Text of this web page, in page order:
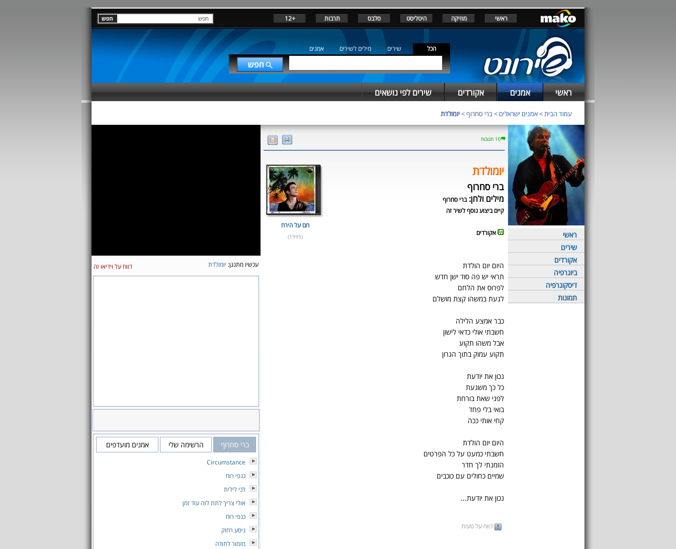
ראשי מוזיקה היטליסט סלבס תרבות +12
הכל שירים מילים לשירים אמנים
ראשי אמנים אקורדים שירים לפי נושאים
עמוד הבית>אמנים ישראלים >ברי סחרוף>יומולדת
ראשי
שירים
אקורדים
ביוגרפיה
דיסקוגרפיה
תמונות
10 תגובות
יומולדת
ברי סחרוף
מילים ולחן:ברי סחרוף
קיים ביצוע נוסף לשיר זה
אקורדים
היום יום הולדת
תראי יש פה סוד ישן חדש
לפרוס את הלחם
לגעת במשהו קצת מושלם
כבר אמצע הלילה
חשבתי אולי כדאי לישון
אבל משהו תקוע
תקוע עמוק בתוך הגרון
נכון את יודעת
כל כך משגעת
לפני שאת בורחת
בואי בלי פחד
קחי אותי ככה
היום יום הולדת
חשבתי כמעט על כל הפרטים
הזמנתי לך חדר
שמיים כחולים עם כוכבים
נכון את יודעת...
חם על הירח
(1995)
דווח על טעות
עכשיו מתנגן: יומולדת דווח על וידיאו זה
ברי סחרוף הרשימה שלי אמנים מועדפים
Circumstance
כנפי רוח
לכי לילית
אולי צריך לתת לזה עוד זמן
כנפי רוח
ניסע רחוק
מזמור לתודה